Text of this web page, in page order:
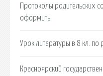
Протоколы родительских
оформить.
Урок литературы в 8 кл.
Красноярский